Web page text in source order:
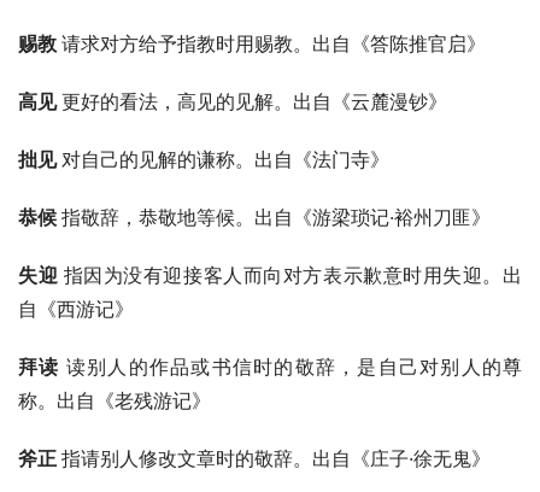
赐教 请求对方给予指教时用赐教。出自《答陈推官启》
高见 更好的看法，高见的见解。出自《云麓漫钞》
拙见 对自己的见解的谦称。出自《法门寺》
恭候 指敬辞，恭敬地等候。出自《游梁琐记·裕州刀匪》
失迎 指因为没有迎接客人而向对方表示歉意时用失迎。出
自《西游记》
拜读 读别人的作品或书信时的敬辞，是自己对别人的尊
称。出自《老残游记》
斧正 指请别人修改文章时的敬辞。出自《庄子·徐无鬼》